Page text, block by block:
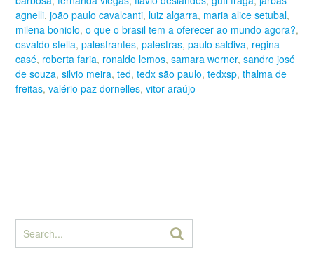
agnelli, joão paulo cavalcanti, luiz algarra, maria alice setubal,
milena boniolo, o que o brasil tem a oferecer ao mundo agora?,
osvaldo stella, palestrantes, palestras, paulo saldiva, regina
casé, roberta faria, ronaldo lemos, samara werner, sandro josé
de souza, silvio meira, ted, tedx são paulo, tedxsp, thalma de
freitas, valério paz dornelles, vitor araújo